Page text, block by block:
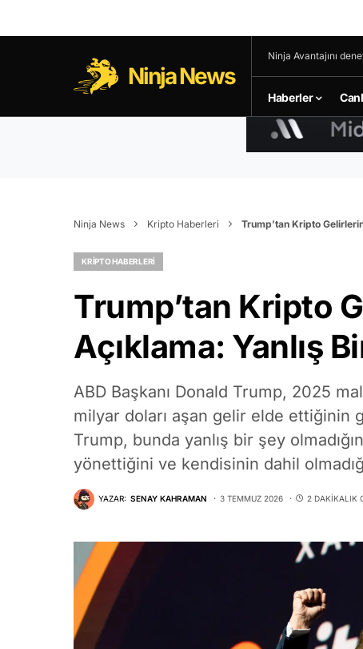
Ninja News
Ninja Avantajını
Haberler
Ninja News Kripto Haberleri Trump’tan Kripto
KRIPTO HABERLERI
Trump’tan Kripto
Açıklama: Yanlış
ABD Başkanı Donald Trump, 2025
milyar doları aşan gelir elde ettiğinin
Trump, bunda yanlış bir şey
yönettiğini ve kendisinin dahil
YAZAR: SENAY KAHRAMAN 3 TEMMUZ 2026 2 DAKIKALIK